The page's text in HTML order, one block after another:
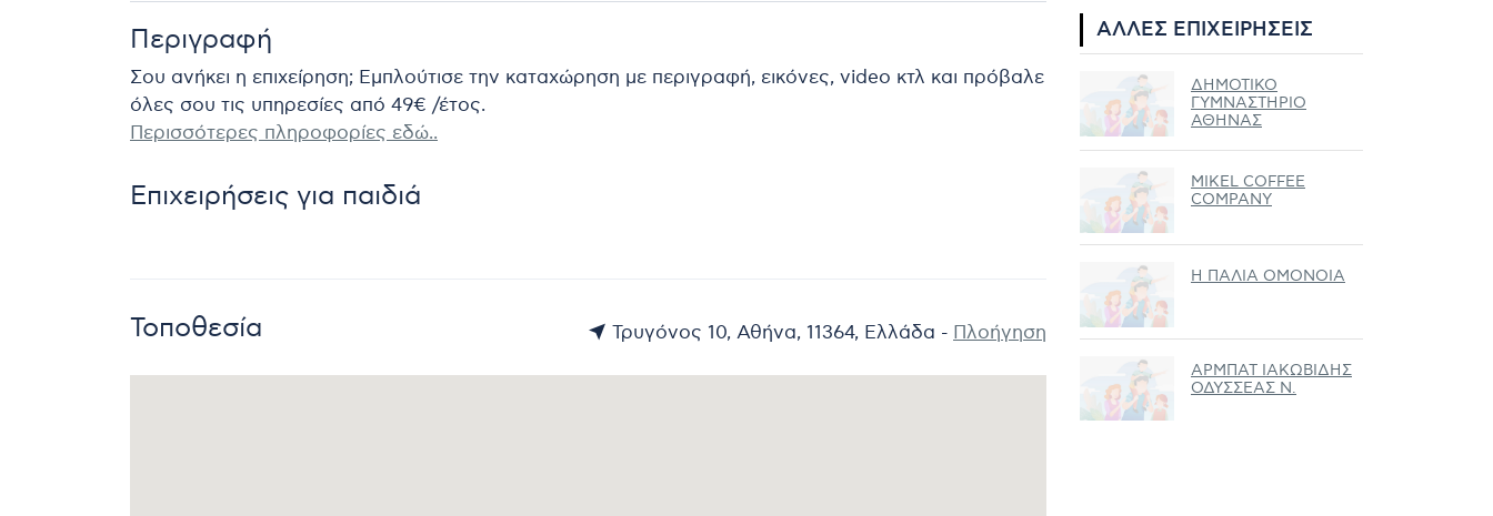
Περιγραφή
Σου ανήκει η επιχείρηση; Εμπλούτισε την καταχώρηση με περιγραφή, εικόνες, video κτλ και πρόβαλε
όλες σου τις υπηρεσίες από 49€ /έτος.
Περισσότερες πληροφορίες εδώ..
Επιχειρήσεις για παιδιά
Τοποθεσία Τρυγόνος 10, Αθήνα, 11364, Ελλάδα - Πλοήγηση
ΆΛΛΕΣ ΕΠΙΧΕΙΡΉΣΕΙΣ
ΔΗΜΟΤΙΚΟ
ΓΥΜΝΑΣΤΗΡΙΟ
ΑΘΗΝΑΣ
MIKEL COFFEE
COMPANY
Η ΠΑΛΙΑ ΟΜΟΝΟΙΑ
ΑΡΜΠΑΤ ΙΑΚΩΒΙΔΗΣ
ΟΔΥΣΣΕΑΣ Ν.